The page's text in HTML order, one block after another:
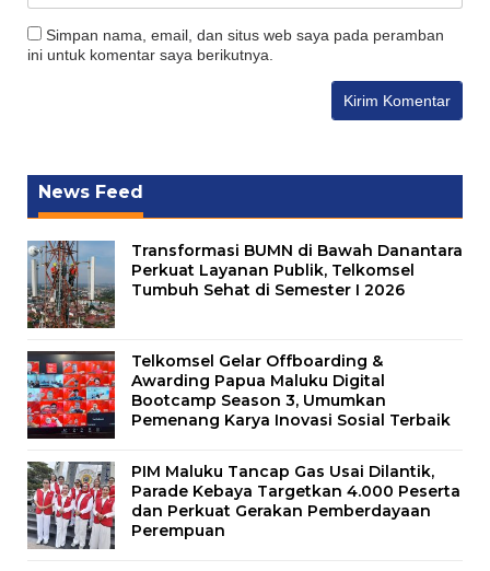
Simpan nama, email, dan situs web saya pada peramban
ini untuk komentar saya berikutnya.
News Feed
Transformasi BUMN di Bawah Danantara
Perkuat Layanan Publik, Telkomsel
Tumbuh Sehat di Semester I 2026
Telkomsel Gelar Offboarding &
Awarding Papua Maluku Digital
Bootcamp Season 3, Umumkan
Pemenang Karya Inovasi Sosial Terbaik
PIM Maluku Tancap Gas Usai Dilantik,
Parade Kebaya Targetkan 4.000 Peserta
dan Perkuat Gerakan Pemberdayaan
Perempuan